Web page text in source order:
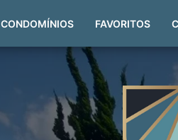
CONDOMÍNIOS FAVORITOS